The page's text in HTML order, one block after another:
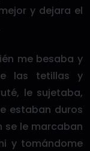
y dejara el
me besaba y
las tetillas y
le sujetaba,
estaban duros
se le marcaban
y tomándome